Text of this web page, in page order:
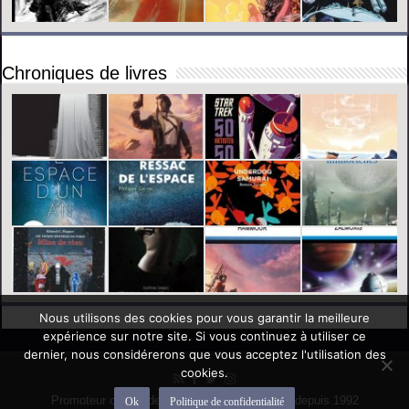
Chroniques de livres
Promoteur officiel des mondes de l'imaginaire depuis 1992
Nous utilisons des cookies pour vous garantir la meilleure
expérience sur notre site. Si vous continuez à utiliser ce
dernier, nous considérerons que vous acceptez l'utilisation des
cookies.
Ok Politique de confidentialité